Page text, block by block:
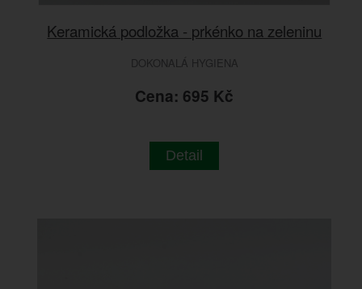
Keramická podložka - prkénko na zeleninu
DOKONALÁ HYGIENA
Cena: 695 Kč
Detail